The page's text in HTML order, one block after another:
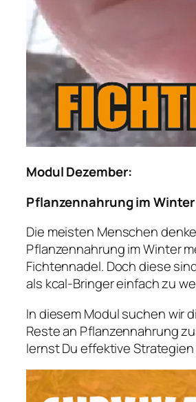
Modul Dezember:
Pflanzennahrung im Winter
Die meisten Menschen
Pflanzennahrung im Winter
Fichtennadel. Doch diese
als kcal-Bringer einfach zu
In diesem Modul suchen wir
Reste an Pflanzennahrung
lernst Du effektive Strategien